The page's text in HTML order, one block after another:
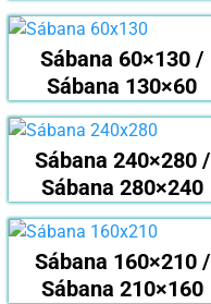
Sábana 60×130 /
Sábana 130×60
Sábana 240×280 /
Sábana 280×240
Sábana 160×210 /
Sábana 210×160